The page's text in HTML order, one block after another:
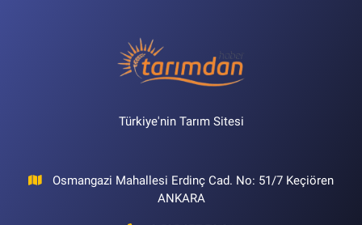
Türkiye'nin Tarım Sitesi
Osmangazi Mahallesi Erdinç Cad. No: 51/7 Keçiören
ANKARA